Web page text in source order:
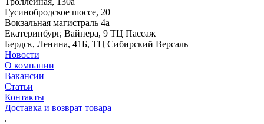
Гусинобродское шоссе, 20
Вокзальная магистраль 4а
Екатеринбург, Вайнера, 9 ТЦ Пассаж
Бердск, Ленина, 41Б, ТЦ Сибирский Версаль
Новости
О компании
Вакансии
Статьи
Контакты
Доставка и возврат товара
.